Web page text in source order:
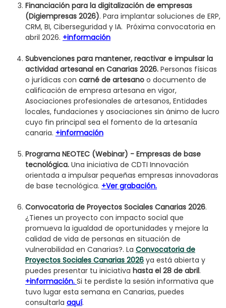
Financiación para la digitalización de empresas
(Digiempresas 2026). Para implantar soluciones de ERP,
CRM, BI, Ciberseguridad y IA. Próxima convocatoria en
abril 2026. +información
Subvenciones para mantener, reactivar e impulsar la
actividad artesanal en Canarias 2026. Personas físicas
o jurídicas con carné de artesano o documento de
calificación de empresa artesana en vigor,
Asociaciones profesionales de artesanos, Entidades
locales, fundaciones y asociaciones sin ánimo de lucro
cuyo fin principal sea el fomento de la artesanía
canaria. +información
Programa NEOTEC (Webinar) - Empresas de base
tecnológica. Una iniciativa de CDTI Innovación
orientada a impulsar pequeñas empresas innovadoras
de base tecnológica. +Ver grabación.
Convocatoria de Proyectos Sociales Canarias 2026.
¿Tienes un proyecto con impacto social que
promueva la igualdad de oportunidades y mejore la
calidad de vida de personas en situación de
vulnerabilidad en Canarias?. La Convocatoria de
Proyectos Sociales Canarias 2026 ya está abierta y
puedes presentar tu iniciativa hasta el 28 de abril.
+información. Si te perdiste la sesión informativa que
tuvo lugar esta semana en Canarias, puedes
consultarla aquí.